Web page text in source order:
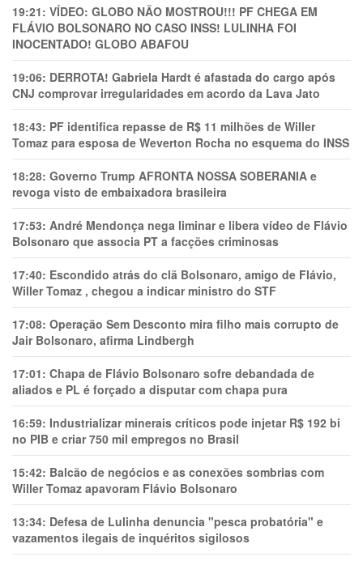
19:21: VÍDEO: GLOBO NÃO MOSTROU!!! PF CHEGA EM
FLÁVIO BOLSONARO NO CASO INSS! LULINHA FOI
INOCENTADO! GLOBO ABAFOU
19:06: DERROTA! Gabriela Hardt é afastada do cargo após
CNJ comprovar irregularidades em acordo da Lava Jato
18:43: PF identifica repasse de R$ 11 milhões de Willer
Tomaz para esposa de Weverton Rocha no esquema do INSS
18:28: Governo Trump AFRONTA NOSSA SOBERANIA e
revoga visto de embaixadora brasileira
17:53: André Mendonça nega liminar e libera vídeo de Flávio
Bolsonaro que associa PT a facções criminosas
17:40: Escondido atrás do clã Bolsonaro, amigo de Flávio,
Willer Tomaz , chegou a indicar ministro do STF
17:08: Operação Sem Desconto mira filho mais corrupto de
Jair Bolsonaro, afirma Lindbergh
17:01: Chapa de Flávio Bolsonaro sofre debandada de
aliados e PL é forçado a disputar com chapa pura
16:59: Industrializar minerais críticos pode injetar R$ 192 bi
no PIB e criar 750 mil empregos no Brasil
15:42: Balcão de negócios e as conexões sombrias com
Willer Tomaz apavoram Flávio Bolsonaro
13:34: Defesa de Lulinha denuncia "pesca probatória" e
vazamentos ilegais de inquéritos sigilosos